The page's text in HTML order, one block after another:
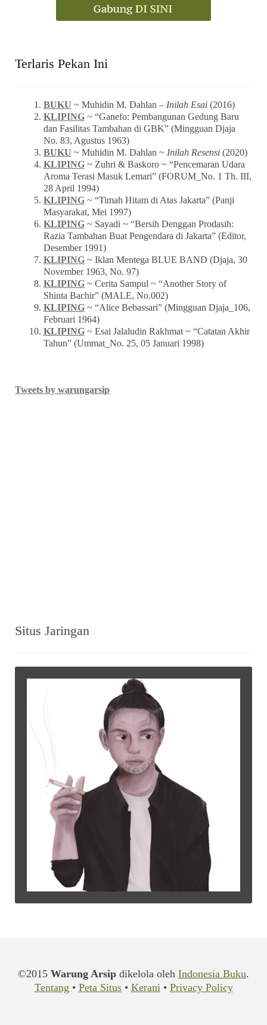
Terlaris Pekan Ini
BUKU ~ Muhidin M. Dahlan – Inilah Esai(2016)
KLIPING~ “Ganefo: Pembangunan Gedung Baru
dan Fasilitas Tambahan di GBK” (Mingguan Djaja
No. 83, Agustus 1963)
BUKU ~ Muhidin M. Dahlan ~ Inilah Resensi(2020)
KLIPING~ Zuhri & Baskoro ~ “Pencemaran Udara
Aroma Terasi Masuk Lemari” (FORUM_No. 1 Th. III,
28 April 1994)
KLIPING~ “Timah Hitam di Atas Jakarta” (Panji
Masyarakat, Mei 1997)
KLIPING~ Sayadi ~ “Bersih Denggan Prodasih:
Razia Tambahan Buat Pengendara di Jakarta” (Editor,
Desember 1991)
KLIPING~ Iklan Mentega BLUE BAND (Djaja, 30
November 1963, No. 97)
KLIPING~ Cerita Sampul ~ “Another Story of
Shinta Bachir” (MALE, No.002)
KLIPING~ “Alice Bebassari” (Mingguan Djaja_106,
Februari 1964)
KLIPING~ Esai Jalaludin Rakhmat ~ “Catatan Akhir
Tahun” (Ummat_No. 25, 05 Januari 1998)
Tweets by warungarsip
Situs Jaringan
©2015 Warung Arsip dikelola oleh Indonesia Buku.
Tentang • Peta Situs• Kerani• Privacy Policy